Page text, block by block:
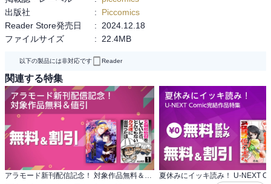
出版社
:
Piccomics
Reader Store発売日
:
2024.12.18
ファイルサイズ
: 22.4MB
以下の製品には非対応です Reader
関連する特集
アラモード新刊配信記念！ 対象作品無料＆値引